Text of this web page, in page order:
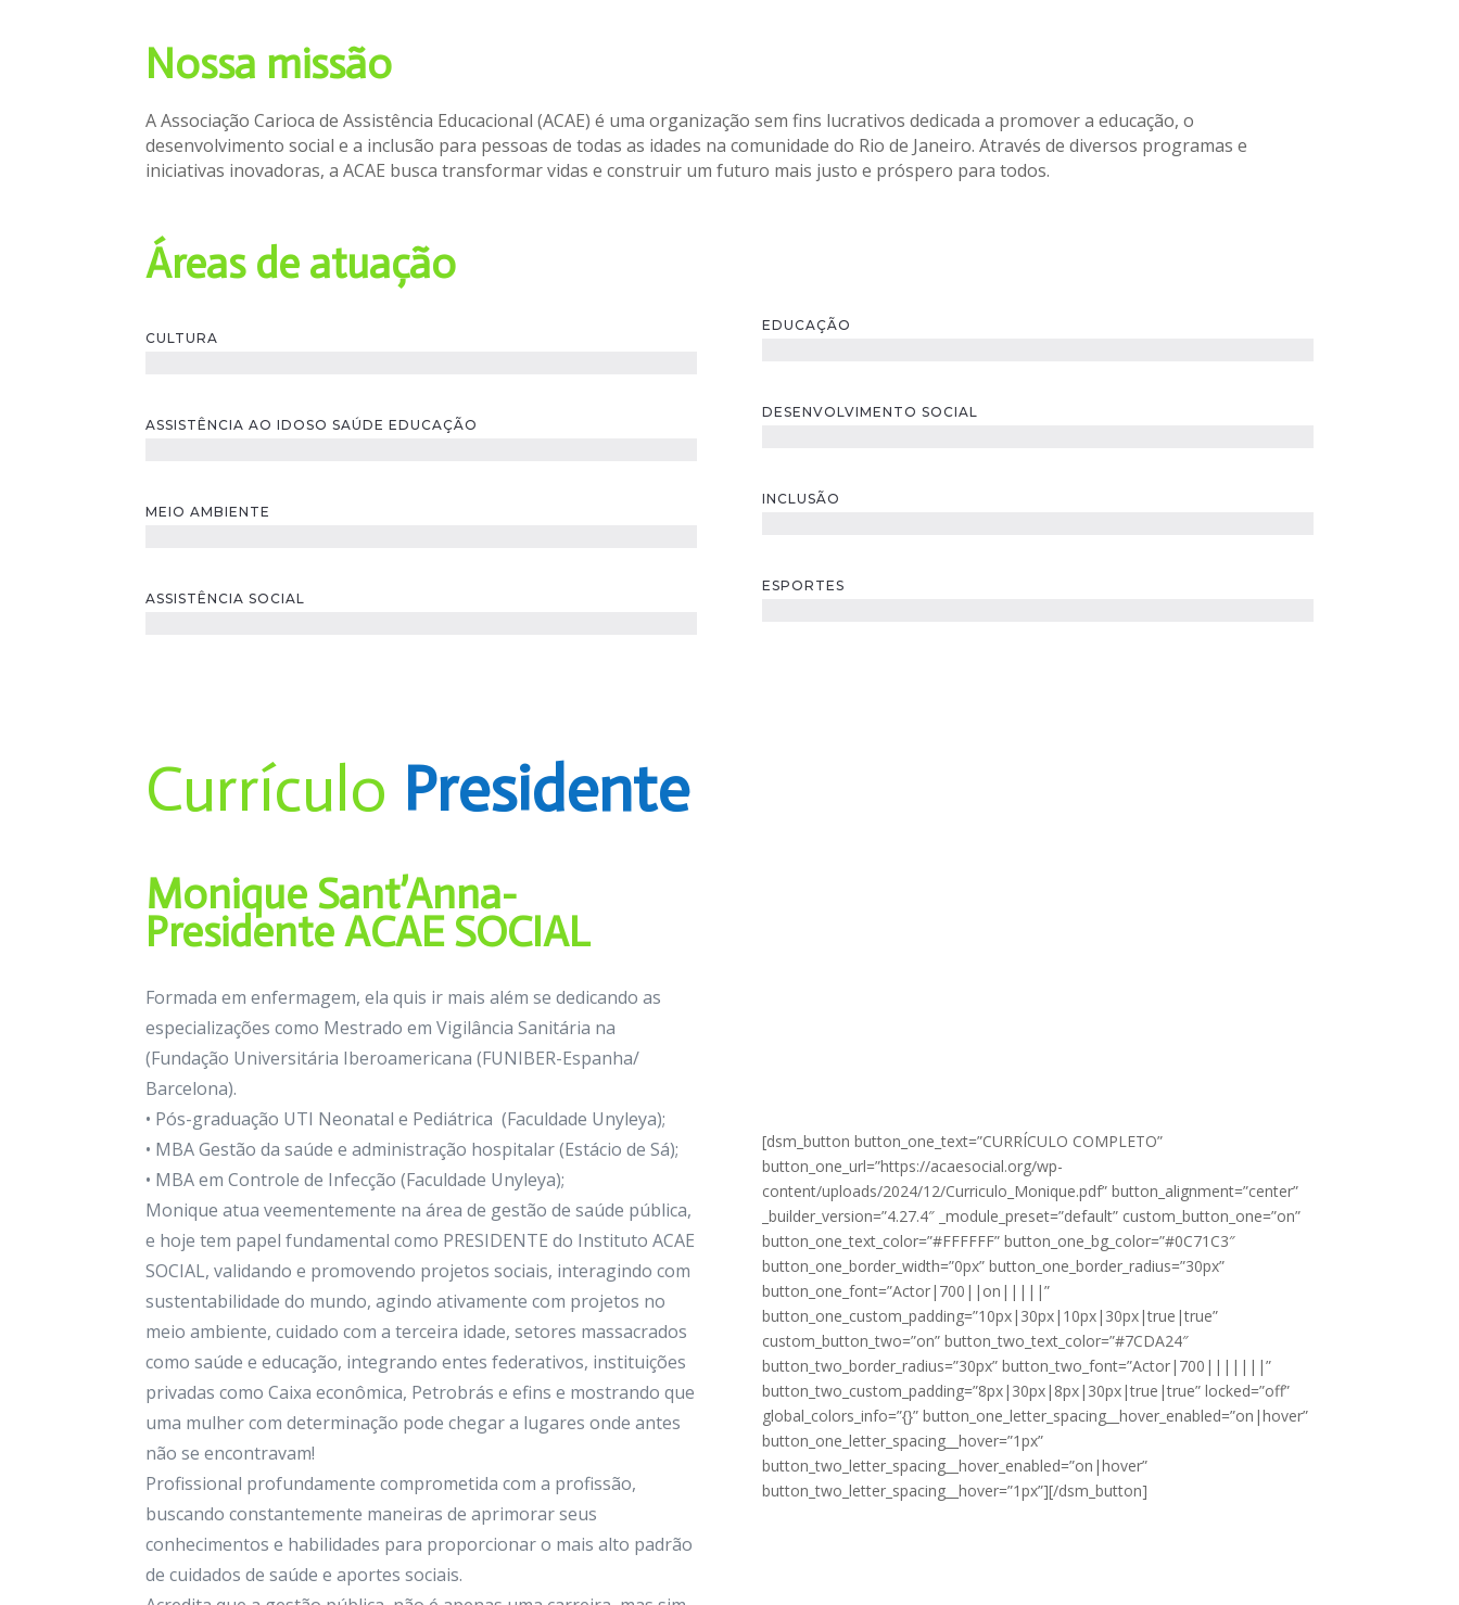
Nossa missão
A Associação Carioca de Assistência Educacional (ACAE) é uma organização sem fins lucrativos dedicada a promover a educação, o
desenvolvimento social e a inclusão para pessoas de todas as idades na comunidade do Rio de Janeiro. Através de diversos programas e
iniciativas inovadoras, a ACAE busca transformar vidas e construir um futuro mais justo e próspero para todos.
Áreas de atuação
CULTURA
ASSISTÊNCIA AO IDOSO SAÚDE EDUCAÇÃO
MEIO AMBIENTE
ASSISTÊNCIA SOCIAL
EDUCAÇÃO
DESENVOLVIMENTO SOCIAL
INCLUSÃO
ESPORTES
Currículo Presidente
Monique Sant’Anna-
Presidente ACAE SOCIAL
Formada em enfermagem, ela quis ir mais além se dedicando as
especializações como Mestrado em Vigilância Sanitária na
(Fundação Universitária Iberoamericana (FUNIBER-Espanha/
Barcelona).
• Pós-graduação UTI Neonatal e Pediátrica (Faculdade Unyleya);
• MBA Gestão da saúde e administração hospitalar (Estácio de Sá);
• MBA em Controle de Infecção (Faculdade Unyleya);
Monique atua veementemente na área de gestão de saúde pública,
e hoje tem papel fundamental como PRESIDENTE do Instituto ACAE
SOCIAL, validando e promovendo projetos sociais, interagindo com
sustentabilidade do mundo, agindo ativamente com projetos no
meio ambiente, cuidado com a terceira idade, setores massacrados
como saúde e educação, integrando entes federativos, instituições
privadas como Caixa econômica, Petrobrás e efins e mostrando que
uma mulher com determinação pode chegar a lugares onde antes
não se encontravam!
Profissional profundamente comprometida com a profissão,
buscando constantemente maneiras de aprimorar seus
conhecimentos e habilidades para proporcionar o mais alto padrão
de cuidados de saúde e aportes sociais.
[dsm_button button_one_text=”CURRÍCULO COMPLETO”
button_one_url=”https://acaesocial.org/wp-
content/uploads/2024/12/Curriculo_Monique.pdf” button_alignment=”center”
_builder_version=”4.27.4″ _module_preset=”default” custom_button_one=”on”
button_one_text_color=”#FFFFFF” button_one_bg_color=”#0C71C3″
button_one_border_width=”0px” button_one_border_radius=”30px”
button_one_font=”Actor|700||on|||||”
button_one_custom_padding=”10px|30px|10px|30px|true|true”
custom_button_two=”on” button_two_text_color=”#7CDA24″
button_two_border_radius=”30px” button_two_font=”Actor|700|||||||”
button_two_custom_padding=”8px|30px|8px|30px|true|true” locked=”off”
global_colors_info=”{}” button_one_letter_spacing__hover_enabled=”on|hover”
button_one_letter_spacing__hover=”1px”
button_two_letter_spacing__hover_enabled=”on|hover”
button_two_letter_spacing__hover=”1px”][/dsm_button]